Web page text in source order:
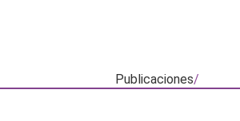
Publicaciones/